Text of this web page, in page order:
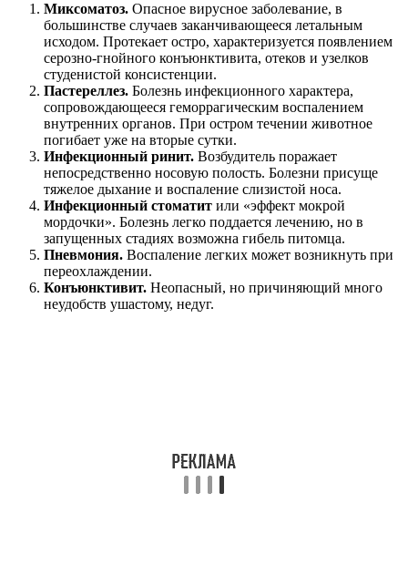
Миксоматоз. Опасное вирусное заболевание, в
большинстве случаев заканчивающееся летальным
исходом. Протекает остро, характеризуется появлением
серозно-гнойного конъюнктивита, отеков и узелков
студенистой консистенции.
Пастереллез. Болезнь инфекционного характера,
сопровождающееся геморрагическим воспалением
внутренних органов. При остром течении животное
погибает уже на вторые сутки.
Инфекционный ринит. Возбудитель поражает
непосредственно носовую полость. Болезни присуще
тяжелое дыхание и воспаление слизистой носа.
Инфекционный стоматит или «эффект мокрой
мордочки». Болезнь легко поддается лечению, но в
запущенных стадиях возможна гибель питомца.
Пневмония. Воспаление легких может возникнуть при
переохлаждении.
Конъюнктивит. Неопасный, но причиняющий много
неудобств ушастому, недуг.